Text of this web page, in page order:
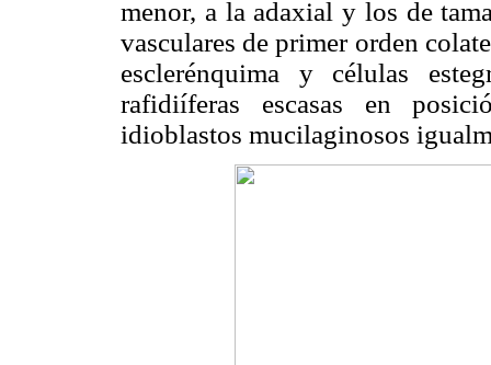
menor, a la adaxial y los de
vasculares de primer orden
esclerénquima y células
rafidiíferas escasas en
idioblastos mucilaginosos